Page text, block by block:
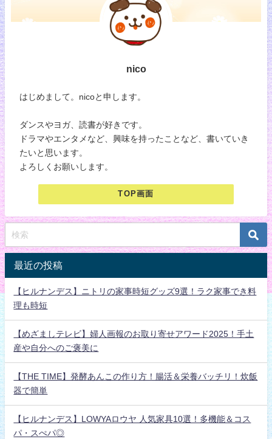
nico
はじめまして。nicoと申します。
ダンスやヨガ、読書が好きです。
ドラマやエンタメなど、興味を持ったことなど、書いていき
たいと思います。
よろしくお願いします。
TOP画面
最近の投稿
【ヒルナンデス】ニトリの家事時短グッズ9選！ラク家事でき料
理も時短
【めざましテレビ】婦人画報のお取り寄せアワード2025！手土
産や自分へのご褒美に
【THE TIME】発酵あんこの作り方！腸活＆栄養バッチリ！炊飯
器で簡単
【ヒルナンデス】LOWYAロウヤ 人気家具10選！多機能＆コス
パ・スぺパ◎